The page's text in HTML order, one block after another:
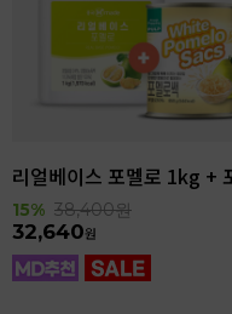
15% 38,400원
32,640원